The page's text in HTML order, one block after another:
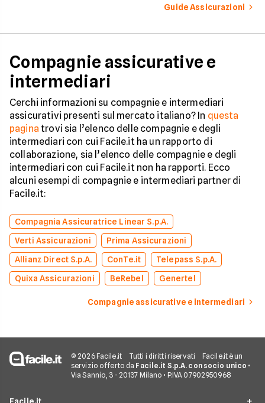
Guide Assicurazioni
Compagnie assicurative e
intermediari
Cerchi informazioni su compagnie e intermediari
assicurativi presenti sul mercato italiano? In questa
pagina trovi sia l’elenco delle compagnie e degli
intermediari con cui Facile.it ha un rapporto di
collaborazione, sia l’elenco delle compagnie e degli
intermediari con cui Facile.it non ha rapporti. Ecco
alcuni esempi di compagnie e intermediari partner di
Facile.it:
Compagnia Assicuratrice Linear S.p.A.
Verti Assicurazioni
Prima Assicurazioni
Allianz Direct S.p.A.
ConTe.it
Telepass S.p.A.
Quixa Assicurazioni
BeRebel Genertel
Compagnie assicurative e intermediari
© 2026 Facile.it Tutti i diritti riservati
Facile.it è un
servizio offerto da Facile.it S.p.A. con socio unico •
Via Sannio, 3 - 20137 Milano • P.IVA 07902950968